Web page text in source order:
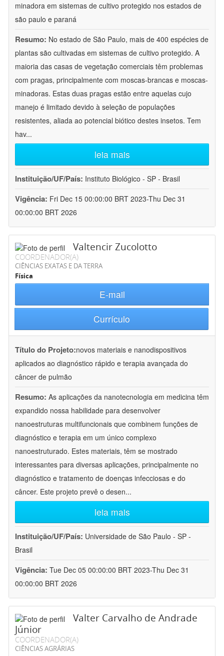
minadora em sistemas de cultivo protegido nos estados de
são paulo e paraná
Resumo: No estado de São Paulo, mais de 400 espécies de
plantas são cultivadas em sistemas de cultivo protegido. A
maioria das casas de vegetação comerciais têm problemas
com pragas, principalmente com moscas-brancas e moscas-
minadoras. Estas duas pragas estão entre aquelas cujo
manejo é limitado devido à seleção de populações
resistentes, aliada ao potencial biótico destes insetos. Tem
hav...
leia mais
Instituição/UF/País: Instituto Biológico - SP - Brasil
Vigência: Fri Dec 15 00:00:00 BRT 2023-Thu Dec 31
00:00:00 BRT 2026
Valtencir Zucolotto
COORDENADOR(A)
CIÊNCIAS EXATAS E DA TERRA
Física
E-mail
Currículo
Título do Projeto:novos materiais e nanodispositivos
aplicados ao diagnóstico rápido e terapia avançada do
câncer de pulmão
Resumo: As aplicações da nanotecnologia em medicina têm
expandido nossa habilidade para desenvolver
nanoestruturas multifuncionais que combinem funções de
diagnóstico e terapia em um único complexo
nanoestruturado. Estes materiais, têm se mostrado
interessantes para diversas aplicações, principalmente no
diagnóstico e tratamento de doenças infecciosas e do
câncer. Este projeto prevê o desen...
leia mais
Instituição/UF/País: Universidade de São Paulo - SP -
Brasil
Vigência: Tue Dec 05 00:00:00 BRT 2023-Thu Dec 31
00:00:00 BRT 2026
Valter Carvalho de Andrade
Júnior
COORDENADOR(A)
CIÊNCIAS AGRÁRIAS